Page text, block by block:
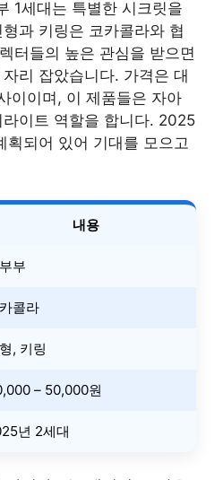
1세대는 특별한 시크릿을
과 키링은 코카콜라와 협
터들의 높은 관심을 받으면
리 잡았습니다. 가격은 대
이이며, 이 제품들은 자아
이트 역할을 합니다. 2025
획되어 있어 기대를 모으고
내용
부
콜라
, 키링
– 50,000원
년 2세대